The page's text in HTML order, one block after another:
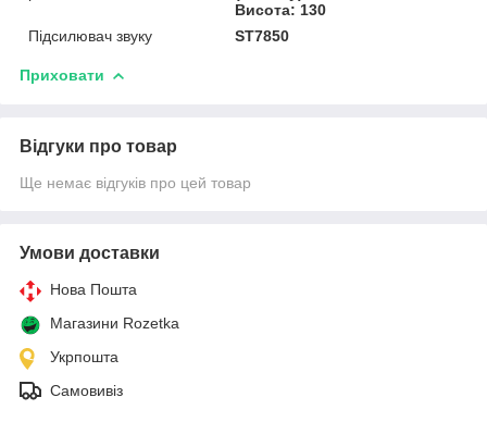
Висота: 130
Підсилювач звуку
ST7850
Приховати
Відгуки про товар
Ще немає відгуків про цей товар
Умови доставки
Нова Пошта
Магазини Rozetka
Укрпошта
Самовивіз